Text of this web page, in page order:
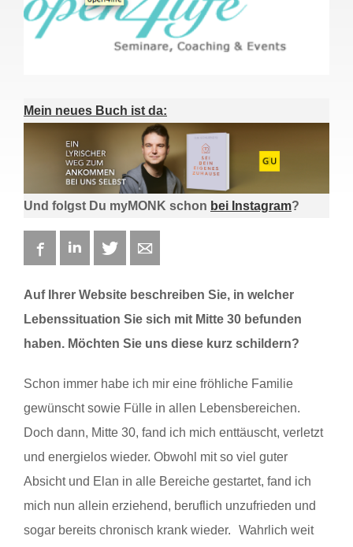
Mein neues Buch ist da:
Und folgst Du myMONK schon bei Instagram?
FacebookLinkedIn Twitter
Auf Ihrer Website beschreiben Sie, in welcher
Lebenssituation Sie sich mit Mitte 30 befunden
haben. Möchten Sie uns diese kurz schildern?
Schon immer habe ich mir eine fröhliche Familie
gewünscht sowie Fülle in allen Lebensbereichen.
Doch dann, Mitte 30, fand ich mich enttäuscht, verletzt
und energielos wieder. Obwohl mit so viel guter
Absicht und Elan in alle Bereiche gestartet, fand ich
mich nun allein erziehend, beruflich unzufrieden und
sogar bereits chronisch krank wieder. Wahrlich weit